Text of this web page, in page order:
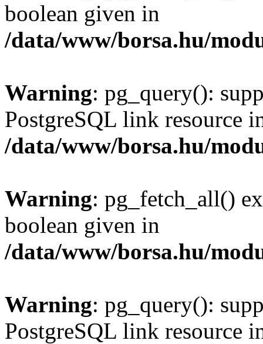
boolean given in
/data/www/borsa.hu/
Warning: pg_query():
PostgreSQL link resource
/data/www/borsa.hu/
Warning: pg_fetch_all()
boolean given in
/data/www/borsa.hu/
Warning: pg_query():
PostgreSQL link resource